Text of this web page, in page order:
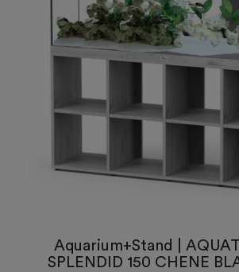
Aquarium+Stand |
SPLENDID 150 CHENE